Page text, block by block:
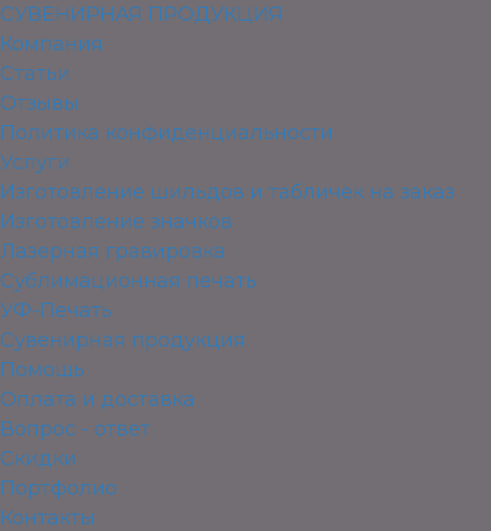
СУВЕНИРНАЯ ПРОДУКЦИЯ
Компания
Статьи
Отзывы
Политика конфиденциальности
Услуги
Изготовление шильдов и табличек на заказ
Изготовление значков
Лазерная гравировка
Сублимационная печать
УФ-Печать
Сувенирная продукция
Помощь
Оплата и доставка
Вопрос - ответ
Скидки
Портфолио
Контакты